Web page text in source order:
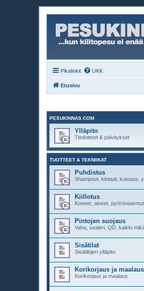
Pikalinkit UKK
Etusivu
PESUKINNAS.COM
Ylläpito
Tiedotteet & päivitykset
TUOTTEET & TEKNIIKAT
Puhdistus
Shampoot, kintaat, kuivaus,
Kiillotus
Koneet, aineet,
Pintojen suojaus
Vaha, sealeri, QD, kaikki
Sisätilat
Sisätilojen ylläpito
Korikorjaus ja maalaus
Korikorjaus ja maalaus